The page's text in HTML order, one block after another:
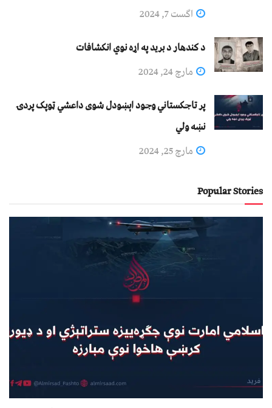
اگست 7, 2024
د کندهار د برید په اړه نوي انکشافات
مارچ 24, 2024
پر تاجکستاني وجود اېښودل شوی داعشي ټوپک پردۍ
نښه ولي
مارچ 25, 2024
Popular Stories